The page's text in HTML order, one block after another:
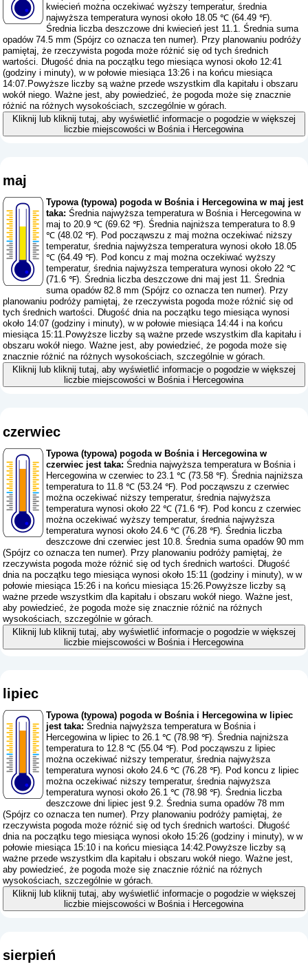
kwiecień można oczekiwać wyższy temperatur, średnia
najwyższa temperatura wynosi około 18.05 ℃ (64.49 ℉).
Średnia liczba deszczowe dni kwiecień jest 11.1. Średnia suma
opadów 74.5 mm (Spójrz co oznacza ten numer). Przy planowaniu podróży
pamiętaj, że rzeczywista pogoda może różnić się od tych średnich
wartości. Długość dnia na początku tego miesiąca wynosi około 12:41
(godziny i minuty), w w połowie miesiąca 13:26 i na końcu miesiąca
14:07.Powyższe liczby są ważne przede wszystkim dla kapitału i obszaru
wokół niego. Ważne jest, aby powiedzieć, że pogoda może się znacznie
różnić na różnych wysokościach, szczególnie w górach.
Kliknij lub kliknij tutaj, aby wyświetlić informacje o pogodzie w większej
liczbie miejscowości w Bośnia i Hercegowina
maj
Typowa (typowa) pogoda w Bośnia i Hercegowina w maj jest
taka: Średnia najwyższa temperatura w Bośnia i Hercegowina w
maj to 20.9 ℃ (69.62 ℉). Średnia najniższa temperatura to 8.9
℃ (48.02 ℉). Pod począwszu z maj można oczekiwać niższy
temperatur, średnia najwyższa temperatura wynosi około 18.05
℃ (64.49 ℉). Pod koncu z maj można oczekiwać wyższy
temperatur, średnia najwyższa temperatura wynosi około 22 ℃
(71.6 ℉). Średnia liczba deszczowe dni maj jest 11. Średnia
suma opadów 82.8 mm (Spójrz co oznacza ten numer). Przy
planowaniu podróży pamiętaj, że rzeczywista pogoda może różnić się od
tych średnich wartości. Długość dnia na początku tego miesiąca wynosi
około 14:07 (godziny i minuty), w w połowie miesiąca 14:44 i na końcu
miesiąca 15:11.Powyższe liczby są ważne przede wszystkim dla kapitału i
obszaru wokół niego. Ważne jest, aby powiedzieć, że pogoda może się
znacznie różnić na różnych wysokościach, szczególnie w górach.
Kliknij lub kliknij tutaj, aby wyświetlić informacje o pogodzie w większej
liczbie miejscowości w Bośnia i Hercegowina
czerwiec
Typowa (typowa) pogoda w Bośnia i Hercegowina w
czerwiec jest taka: Średnia najwyższa temperatura w Bośnia i
Hercegowina w czerwiec to 23.1 ℃ (73.58 ℉). Średnia najniższa
temperatura to 11.8 ℃ (53.24 ℉). Pod począwszu z czerwiec
można oczekiwać niższy temperatur, średnia najwyższa
temperatura wynosi około 22 ℃ (71.6 ℉). Pod koncu z czerwiec
można oczekiwać wyższy temperatur, średnia najwyższa
temperatura wynosi około 24.6 ℃ (76.28 ℉). Średnia liczba
deszczowe dni czerwiec jest 10.8. Średnia suma opadów 90 mm
(Spójrz co oznacza ten numer). Przy planowaniu podróży pamiętaj, że
rzeczywista pogoda może różnić się od tych średnich wartości. Długość
dnia na początku tego miesiąca wynosi około 15:11 (godziny i minuty), w w
połowie miesiąca 15:26 i na końcu miesiąca 15:26.Powyższe liczby są
ważne przede wszystkim dla kapitału i obszaru wokół niego. Ważne jest,
aby powiedzieć, że pogoda może się znacznie różnić na różnych
wysokościach, szczególnie w górach.
Kliknij lub kliknij tutaj, aby wyświetlić informacje o pogodzie w większej
liczbie miejscowości w Bośnia i Hercegowina
lipiec
Typowa (typowa) pogoda w Bośnia i Hercegowina w lipiec
jest taka: Średnia najwyższa temperatura w Bośnia i
Hercegowina w lipiec to 26.1 ℃ (78.98 ℉). Średnia najniższa
temperatura to 12.8 ℃ (55.04 ℉). Pod począwszu z lipiec
można oczekiwać niższy temperatur, średnia najwyższa
temperatura wynosi około 24.6 ℃ (76.28 ℉). Pod koncu z lipiec
można oczekiwać niższy temperatur, średnia najwyższa
temperatura wynosi około 26.1 ℃ (78.98 ℉). Średnia liczba
deszczowe dni lipiec jest 9.2. Średnia suma opadów 78 mm
(Spójrz co oznacza ten numer). Przy planowaniu podróży pamiętaj, że
rzeczywista pogoda może różnić się od tych średnich wartości. Długość
dnia na początku tego miesiąca wynosi około 15:26 (godziny i minuty), w w
połowie miesiąca 15:10 i na końcu miesiąca 14:42.Powyższe liczby są
ważne przede wszystkim dla kapitału i obszaru wokół niego. Ważne jest,
aby powiedzieć, że pogoda może się znacznie różnić na różnych
wysokościach, szczególnie w górach.
Kliknij lub kliknij tutaj, aby wyświetlić informacje o pogodzie w większej
liczbie miejscowości w Bośnia i Hercegowina
sierpień